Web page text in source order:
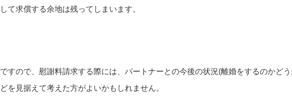
して求償する余地は残ってしまいます。
ですので、慰謝料請求する際には、パートナーとの今後の状況(離婚をするのかど
どを見据えて考えた方がよいかもしれません。